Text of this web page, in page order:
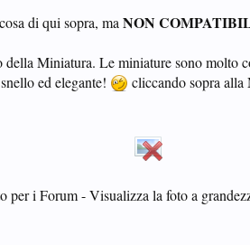
di qui sopra, ma NON
della Miniatura. Le miniature sono molto
ed elegante!
cliccando sopra alla
per i Forum - Visualizza la foto a